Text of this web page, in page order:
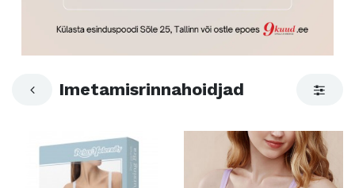
Imetamisrinnahoidjad